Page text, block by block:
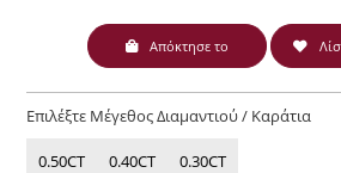
Απόκτησε το
Επιλέξτε Μέγεθος Διαμαντιού / Καράτια
0.50CT 0.40CT 0.30CT